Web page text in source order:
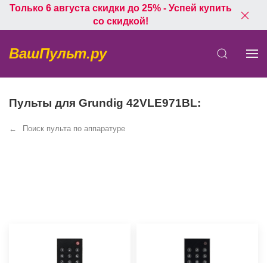
Только 6 августа скидки до 25% - Успей купить
со скидкой!
ВашПульт.ру
Пульты для Grundig 42VLE971BL:
Поиск пульта по аппаратуре